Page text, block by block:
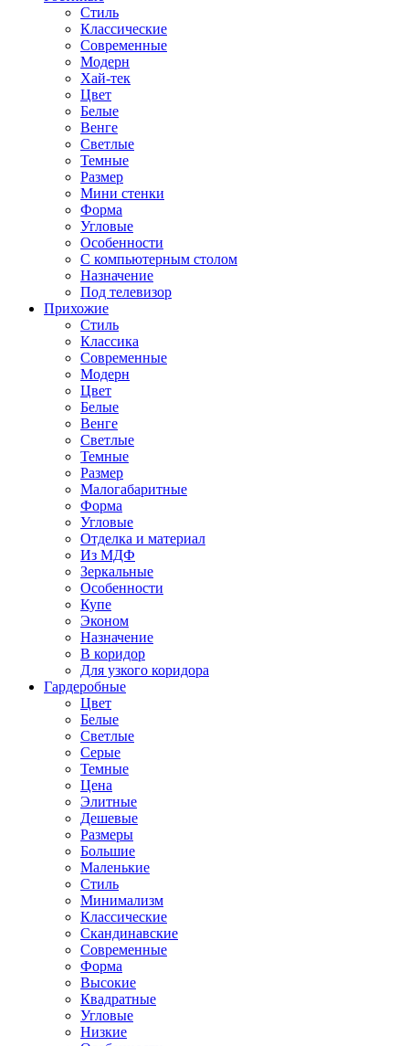
Стиль
Классические
Современные
Модерн
Хай-тек
Цвет
Белые
Венге
Светлые
Темные
Размер
Мини стенки
Форма
Угловые
Особенности
С компьютерным столом
Назначение
Под телевизор
Прихожие
Стиль
Классика
Современные
Модерн
Цвет
Белые
Венге
Светлые
Темные
Размер
Малогабаритные
Форма
Угловые
Отделка и материал
Из МДФ
Зеркальные
Особенности
Купе
Эконом
Назначение
В коридор
Для узкого коридора
Гардеробные
Цвет
Белые
Светлые
Серые
Темные
Цена
Элитные
Дешевые
Размеры
Большие
Маленькие
Стиль
Минимализм
Классические
Скандинавские
Современные
Форма
Высокие
Квадратные
Угловые
Низкие